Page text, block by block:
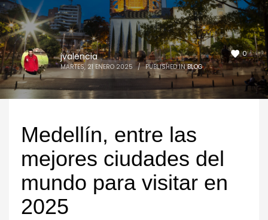
0
jvalencia
MARTES, 21 ENERO 2025 / PUBLISHED INBLOG
Medellín, entre las
mejores ciudades del
mundo para visitar en
2025